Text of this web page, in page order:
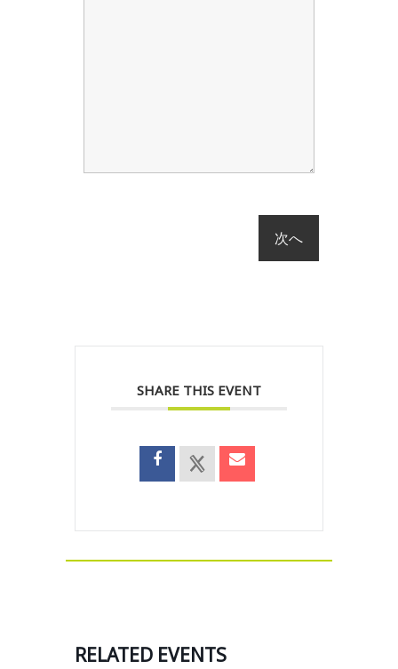
SHARE THIS EVENT
RELATED EVENTS